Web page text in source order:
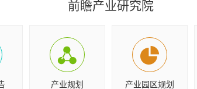
前瞻产业研究院
产业规划 产业园区规划